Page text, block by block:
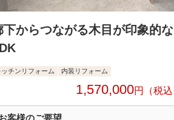
下からつながる木目が印象的な
ッチンリフォーム 内装リフォーム
1,570,000円